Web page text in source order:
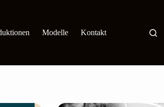
Modelle Kontakt